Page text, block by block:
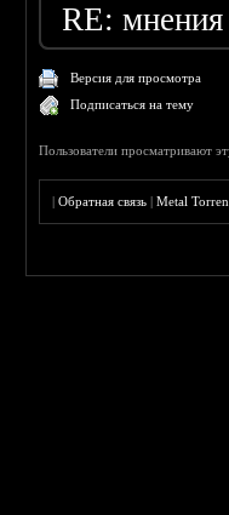
RE:
Версия для просмотра
Подписаться на тему
Пользователи просматривают
|Обратная связь |Metal